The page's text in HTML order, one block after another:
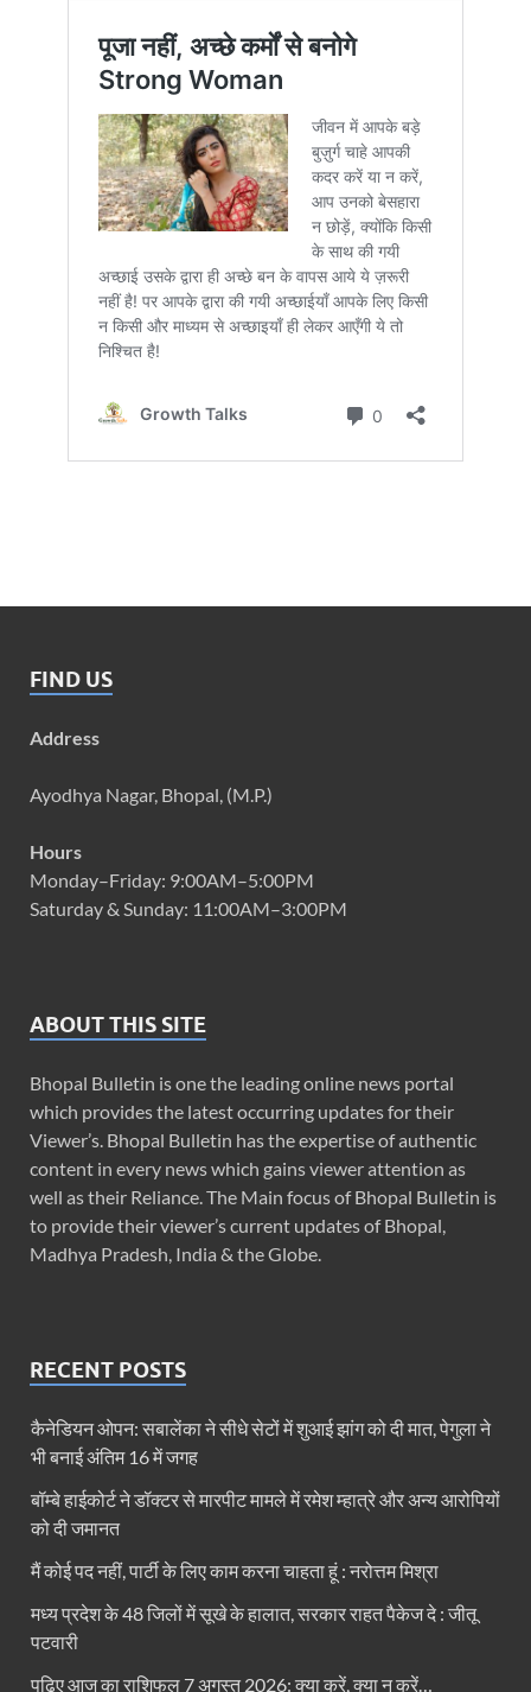
FIND US
Address
Ayodhya Nagar, Bhopal, (M.P.)
Hours
Monday–Friday: 9:00AM–5:00PM
Saturday & Sunday: 11:00AM–3:00PM
ABOUT THIS SITE
Bhopal Bulletin is one the leading online news portal
which provides the latest occurring updates for their
Viewer’s. Bhopal Bulletin has the expertise of authentic
content in every news which gains viewer attention as
well as their Reliance. The Main focus of Bhopal Bulletin is
to provide their viewer’s current updates of Bhopal,
Madhya Pradesh, India & the Globe.
RECENT POSTS
कैनेडियन ओपन: सबालेंका ने सीधे सेटों में शुआई झांग को दी मात, पेगुला ने
भी बनाई अंतिम 16 में जगह
बॉम्बे हाईकोर्ट ने डॉक्टर से मारपीट मामले में रमेश म्हात्रे और अन्य आरोपियों
को दी जमानत
मैं कोई पद नहीं, पार्टी के लिए काम करना चाहता हूं : नरोत्तम मिश्रा
मध्य प्रदेश के 48 जिलों में सूखे के हालात, सरकार राहत पैकेज दे : जीतू
पटवारी
पढ़िए आज का राशिफल 7 अगस्त 2026: क्या करें, क्या न करें…